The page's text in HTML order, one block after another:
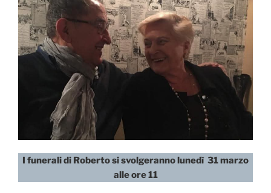
I funerali di Roberto si svolgeranno lunedì 31 marzo
alle ore 11